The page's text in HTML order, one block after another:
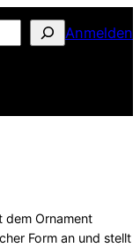
Anmelden
dem Ornament
Form an und stellt